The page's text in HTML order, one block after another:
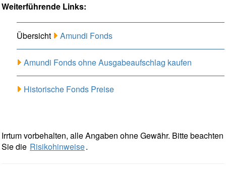
Weiterführende Links:
Übersicht Amundi Fonds
Amundi Fonds ohne Ausgabeaufschlag kaufen
Historische Fonds Preise
Irrtum vorbehalten, alle Angaben ohne Gewähr. Bitte beachten
Sie die Risikohinweise.